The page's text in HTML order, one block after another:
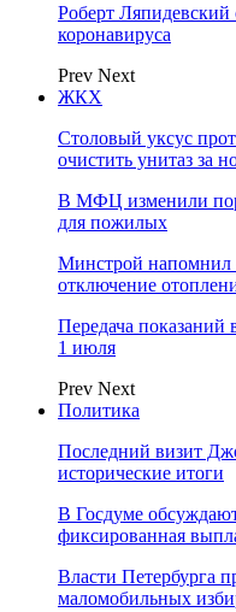
Роберт Ляпидевский
коронавируса
Prev Next
ЖКХ
Столовый уксус
очистить унитаз за
В МФЦ изменили
для пожилых
Минстрой напомнил
отключение
Передача
1 июля
Prev Next
Политика
Последний визит
исторические итоги
В Госдуме
фиксированная
Власти Петербурга
маломобильных